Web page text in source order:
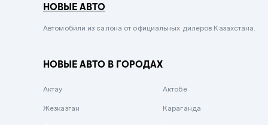
Сиреневый металлик
Вишневый
НОВЫЕ АВТО
Автомобили из салона от официальных дилеров Казахстана.
НОВЫЕ АВТО В ГОРОДАХ
Актау Актобе
Жезказган Караганда